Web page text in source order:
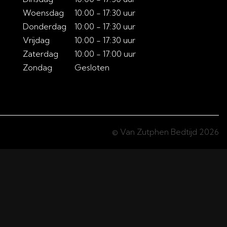
Woensdag
Donderdag
Vrijdag
Zaterdag
Zondag
10:00 - 17:30 uur
10:00 - 17:30 uur
10:00 - 17:30 uur
10:00 - 17:00 uur
Gesloten
© Van Zutphen Bedtijd 2026